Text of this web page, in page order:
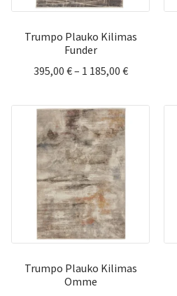
Trumpo Plauko Kilimas
Funder
395,00 €– 1 185,00 €Price
395,00 €
Trumpo Plauko Kilimas
Omme